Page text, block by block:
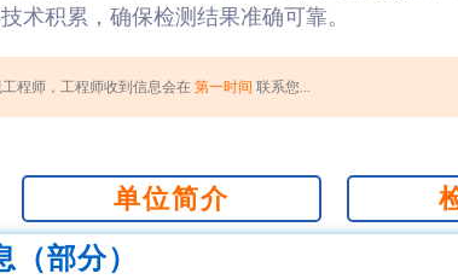
术积累，确保检测结果准确可靠。
程师，工程师收到信息会在 第一时间 联系您...
单位简介
（部分）